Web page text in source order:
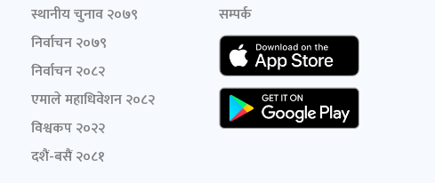
स्थानीय चुनाव २०७९
निर्वाचन २०७९
निर्वाचन २०८२
एमाले महाधिवेशन २०८२
विश्वकप २०२२
दशैं-बसैं २०८१
सम्पर्क